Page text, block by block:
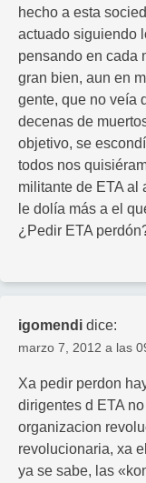
hecho a esta
actuado siguiendo
pensando en cada
gran bien, aun en
gente, que no veía
decenas de
objetivo, se
todos nos
militante de ETA al
le dolía más a el
¿Pedir ETA
igomendi dice:
marzo 7, 2012 a las
Xa pedir perdon
dirigentes d ETA
organizacion
revolucionaria, xa
ya se sabe, las